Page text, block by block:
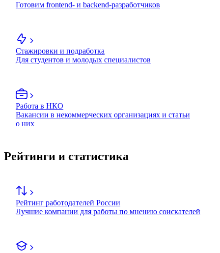
Готовим frontend- и backend-разработчиков
Стажировки и подработка
Для студентов и молодых специалистов
Работа в НКО
Вакансии в некоммерческих организациях и статьи
о них
Рейтинги и статистика
Рейтинг работодателей России
Лучшие компании для работы по мнению соискателей